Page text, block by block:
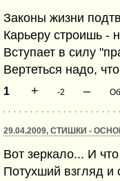
Законы жизни
Карьеру строишь -
Вступает в силу
Вертеться надо,
1 + -2 –
29.04.2009, СТИШКИ -
Вот зеркало... И
Потухший взгляд и